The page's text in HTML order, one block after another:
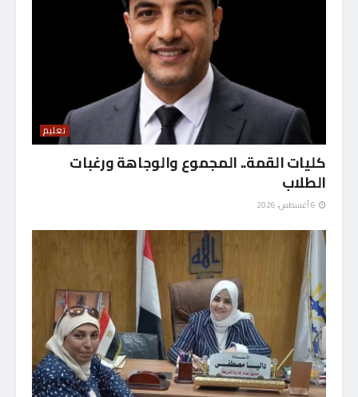
تعليم
كليات القمة.. المجموع والوجاهة ورغبات
الطلاب